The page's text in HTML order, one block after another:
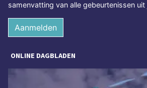
samenvatting van alle gebeurtenissen
Aanmelden
ONLINE DAGBLADEN